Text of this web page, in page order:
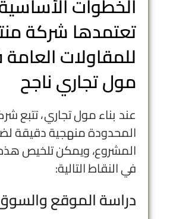
الخطوات
تعتمدها شركة
للمقاولات العامة
مول تجاري ناجح
عند بناء مول تجاري ، تتبع
المحدودة منهجية دقيقة
المشروع، ويمكن تلخيص
في النقاط التالية:
دراسة الموقع